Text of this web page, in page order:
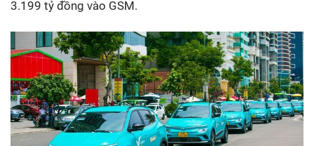
3.199 tỷ đồng vào GSM.